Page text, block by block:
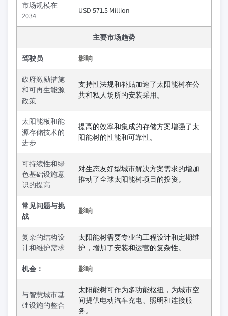
市场规模在
2034
USD 571.5 Million
主要市场趋势
驾驶员 影响
政府激励措施
和可再生能源
政策
支持性法规和补贴加速了太阳能树在公
共和私人场所的安装采用。
太阳能板和能
源存储技术的
进步
提高的效率和集成的存储方案增强了太
阳能树的性能和可靠性。
可持续性和绿
色基础设施意
识的提高
对生态友好型城市解决方案需求的增加
推动了全球太阳能树项目的投资。
常见问题与挑
战
影响
复杂的结构设
计和维护需求
太阳能树需要专业的工程设计和定期维
护，增加了安装和运营的复杂性。
机会： 影响
与智慧城市基
础设施的整合
太阳能树可作为多功能枢纽，为城市空
间提供电动汽车充电、照明和连接服
务。